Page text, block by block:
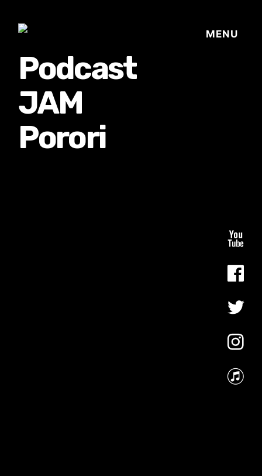
る、キャラクタープロジェク
ト・JAMKitchenのこぼれ
話。毎週公開しているアニメ